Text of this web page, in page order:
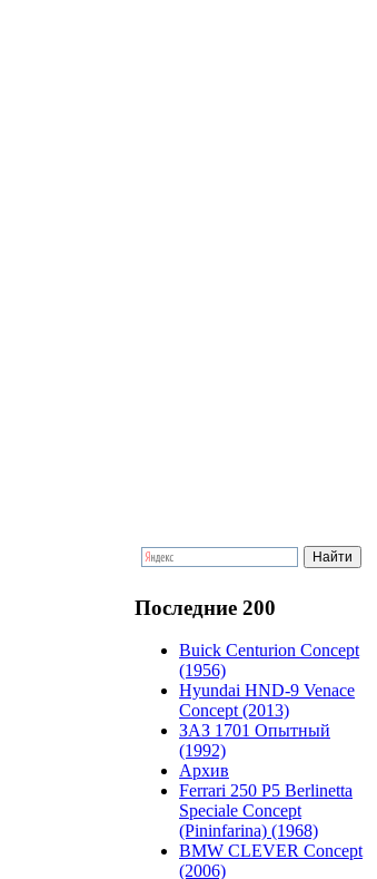
Последние 200
Buick Centurion Concept
(1956)
Hyundai HND-9 Venace
Concept (2013)
ЗАЗ 1701 Опытный
(1992)
Архив
Ferrari 250 P5 Berlinetta
Speciale Concept
(Pininfarina) (1968)
BMW CLEVER Concept
(2006)